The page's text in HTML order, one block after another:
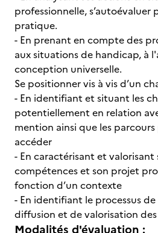
professionnelle, s’autoévaluer
pratique.
- En prenant en compte des
aux situations de handicap, à
conception universelle.
Se positionner vis à vis d’un
- En identifiant et situant les
potentiellement en relation
mention ainsi que les
accéder
- En caractérisant et valorisant
compétences et son projet
fonction d’un contexte
- En identifiant le processus
diffusion et de valorisation des